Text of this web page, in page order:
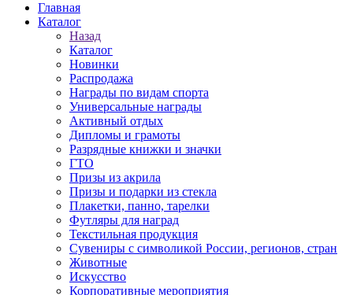
Главная
Каталог
Назад
Каталог
Новинки
Распродажа
Награды по видам спорта
Универсальные награды
Активный отдых
Дипломы и грамоты
Разрядные книжки и значки
ГТО
Призы из акрила
Призы и подарки из стекла
Плакетки, панно, тарелки
Футляры для наград
Текстильная продукция
Сувениры с символикой России, регионов, стран
Животные
Искусство
Корпоративные мероприятия